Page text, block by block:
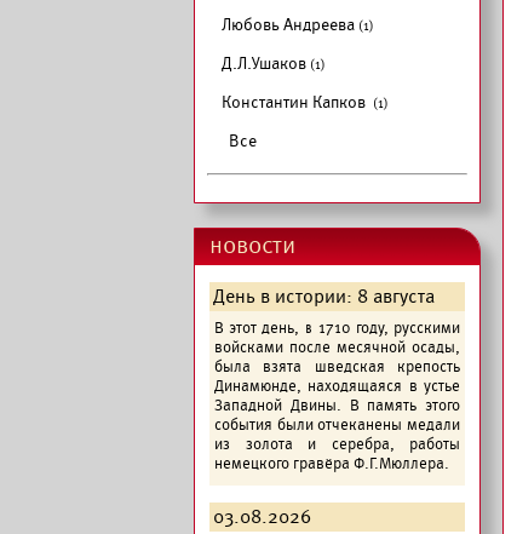
Любовь Андреева (1)
Д.Л.Ушаков (1)
Константин Капков (1)
Все
новости
День в истории: 8 августа
В этот день, в 1710 году, русскими
войсками после месячной осады,
была взята шведская крепость
Динамюнде, находящаяся в устье
Западной Двины. В память этого
события были отчеканены медали
из золота и серебра, работы
немецкого гравёра Ф.Г.Мюллера.
03.08.2026